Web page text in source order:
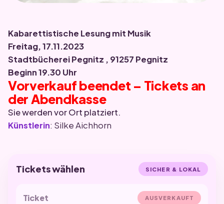
Kabarettistische Lesung mit Musik
Freitag, 17.11.2023
Stadtbücherei Pegnitz , 91257 Pegnitz
Beginn 19.30 Uhr
Vorverkauf beendet – Tickets an
der Abendkasse
Sie werden vor Ort platziert.
Künstlerin: Silke Aichhorn
Tickets wählen SICHER & LOKAL
Ticket AUSVERKAUFT